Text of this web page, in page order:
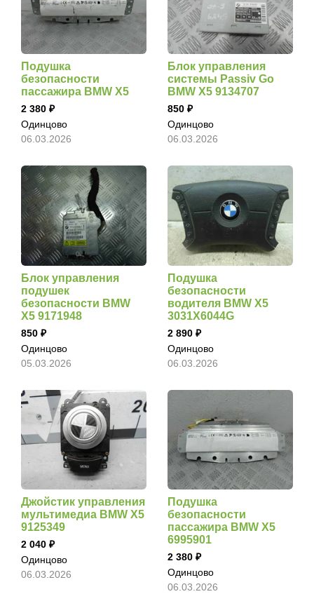
Подушка
безопасности
пассажира BMW X5
2 380
Одинцово
06.03.2026
Блок управления
системы Passiv Go
BMW X5 9134707
850
Одинцово
06.03.2026
Блок управления
подушек
безопасности BMW
X5 9171948
850
Одинцово
05.03.2026
Подушка
безопасности
водителя BMW X5
3031X6044G
2 890
Одинцово
06.03.2026
Джойстик управления
мультимедиа BMW X5
9125349
2 040
Одинцово
06.03.2026
Подушка
безопасности
пассажира BMW X5
6995901
2 380
Одинцово
06.03.2026